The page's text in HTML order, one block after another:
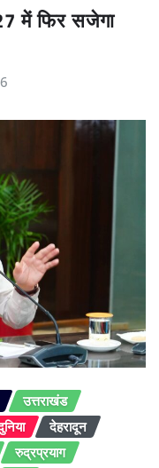
में फिर सजेगा
उत्तराखंड
देहरादून
रुद्रप्रयाग